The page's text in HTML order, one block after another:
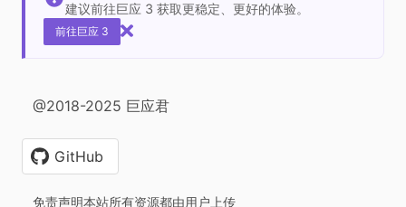
建议前往巨应 3 获取更稳定、更好的体验。
前往巨应 3
@2018-2025 巨应君
GitHub
免责声明本站所有资源都由用户上传